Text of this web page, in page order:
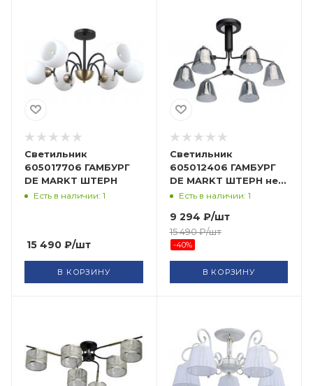
Светильник
605017706 ГАМБУРГ
DE MARKT ШТЕРН
Есть в наличии: 1
15 490 ₽/шт
В КОРЗИНУ
Светильник
605012406 ГАМБУРГ
DE MARKT ШТЕРН нез
40Есть в наличии: 1
9 294 ₽/шт
15 490₽/шт
-40%
В КОРЗИНУ